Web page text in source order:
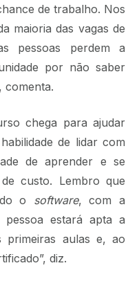
de trabalho. Nos
maioria das vagas de
pessoas perdem a
por não saber
comenta.
chega para ajudar
de lidar com
de aprender e se
custo. Lembro que
o software, com a
pessoa estará apta a
primeiras aulas e, ao
diz.